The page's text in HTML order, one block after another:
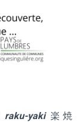
raku-yaki楽焼